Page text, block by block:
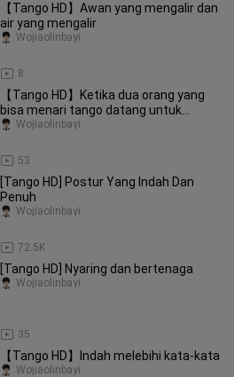
【Tango HD】Awan yang mengalir dan
air yang mengalir
8
Wojiaolinbayi
【Tango HD】Ketika dua orang yang
bisa menari tango datang untuk
kencan buta, maka....
53
Wojiaolinbayi
[Tango HD] Postur Yang Indah Dan
Penuh
72.5K
Wojiaolinbayi
[Tango HD] Nyaring dan bertenaga
35
Wojiaolinbayi
【Tango HD】Indah melebihi kata-kata
Wojiaolinbayi